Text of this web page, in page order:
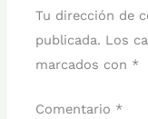
Tu dirección de
publicada. Los
marcados con *
Comentario *